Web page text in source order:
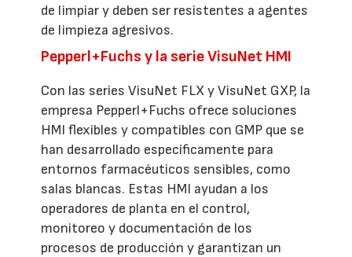
de limpiar y deben ser resistentes a agentes
de limpieza agresivos.
Pepperl+Fuchs y la serie VisuNet HMI
Con las series VisuNet FLX y VisuNet GXP, la
empresa Pepperl+Fuchs ofrece soluciones
HMI flexibles y compatibles con GMP que se
han desarrollado específicamente para
entornos farmacéuticos sensibles, como
salas blancas. Estas HMI ayudan a los
operadores de planta en el control,
monitoreo y documentación de los
procesos de producción y garantizan un